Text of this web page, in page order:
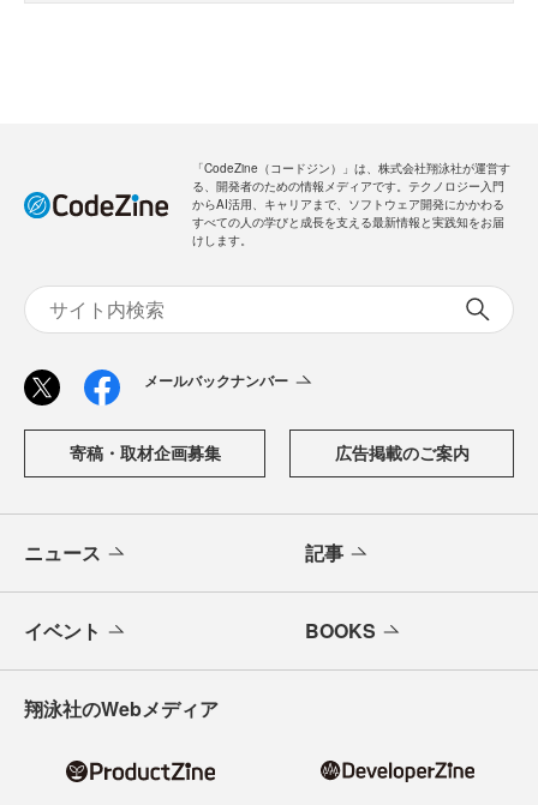
「CodeZine（コードジン）」は、株式会社翔泳社が運営す
る、開発者のための情報メディアです。テクノロジー入門
からAI活用、キャリアまで、ソフトウェア開発にかかわる
すべての人の学びと成長を支える最新情報と実践知をお届
けします。
メールバックナンバー
寄稿・取材企画募集 広告掲載のご案内
ニュース 記事
イベント BOOKS
翔泳社のWebメディア